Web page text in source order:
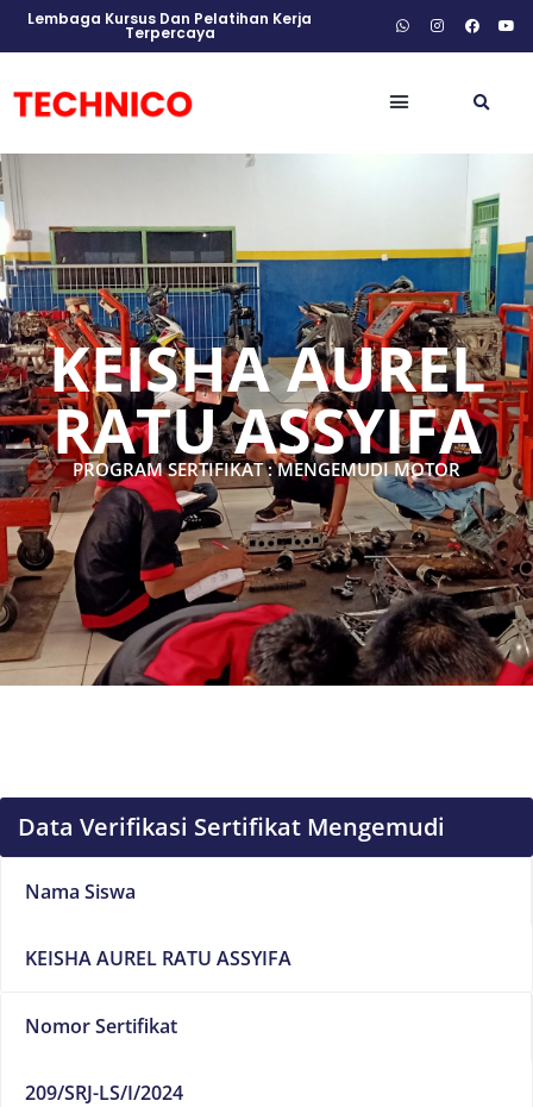
Lembaga Kursus Dan Pelatihan Kerja
Terpercaya
KEISHA AUREL
RATU ASSYIFA
PROGRAM SERTIFIKAT : MENGEMUDI MOTOR
Data Verifikasi Sertifikat Mengemudi
Nama Siswa
KEISHA AUREL RATU ASSYIFA
Nomor Sertifikat
209/SRJ-LS/I/2024